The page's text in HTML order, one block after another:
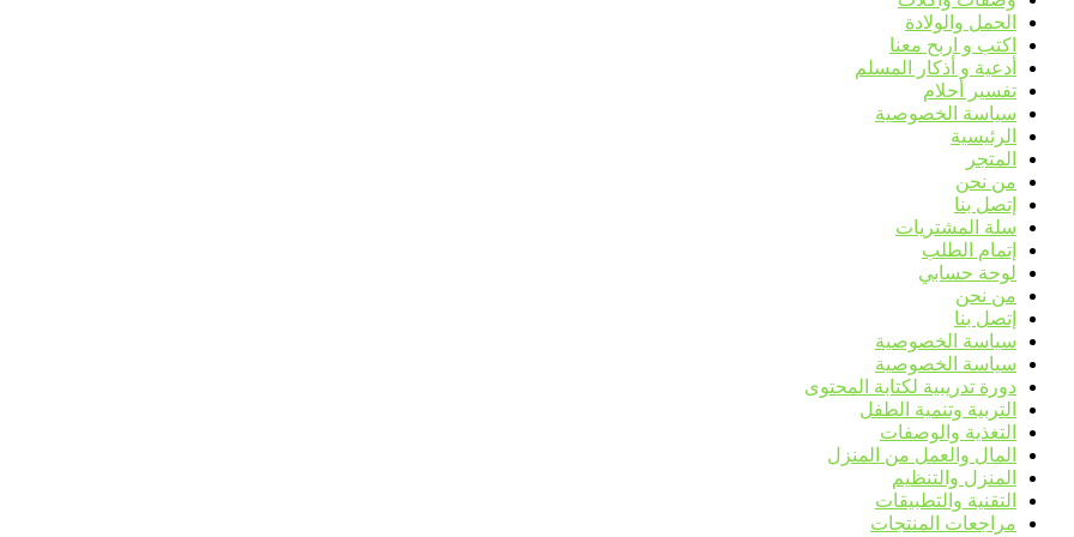
الحمل والولادة
اكتب و اربح معنا
أدعية و أذكار المسلم
تفسير أحلام
سياسة الخصوصية
الرئيسية
المتجر
من نحن
إتصل بنا
سلة المشتريات
إتمام الطلب
لوحة حسابي
من نحن
إتصل بنا
سياسة الخصوصية
سياسة الخصوصية
دورة تدريبية لكتابة المحتوى
التربية وتنمية الطفل
التغذية والوصفات
المال والعمل من المنزل
المنزل والتنظيم
التقنية والتطبيقات
مراجعات المنتجات